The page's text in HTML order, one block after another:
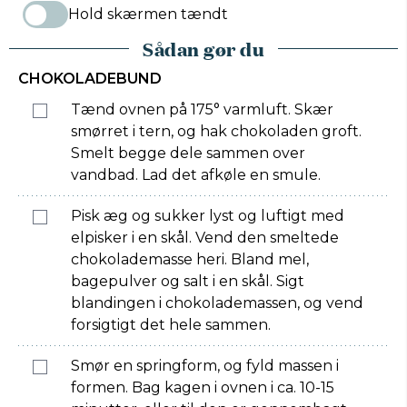
Hold skærmen tændt
Sådan gør du
CHOKOLADEBUND
Tænd ovnen på 175° varmluft. Skær
smørret i tern, og hak chokoladen groft.
Smelt begge dele sammen over
vandbad. Lad det afkøle en smule.
Pisk æg og sukker lyst og luftigt med
elpisker i en skål. Vend den smeltede
chokolademasse heri. Bland mel,
bagepulver og salt i en skål. Sigt
blandingen i chokolademassen, og vend
forsigtigt det hele sammen.
Smør en springform, og fyld massen i
formen. Bag kagen i ovnen i ca. 10-15